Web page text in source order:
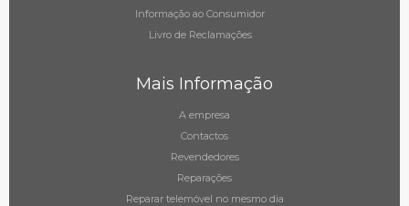
Informação ao Consumidor
Livro de Reclamações
Mais Informação
A empresa
Contactos
Revendedores
Reparações
Reparar telemóvel no mesmo dia